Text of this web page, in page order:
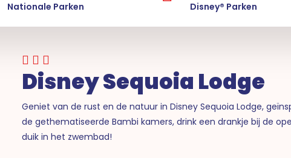
Nationale Parken
Disney® Parken
Disney Sequoia Lodge
Geniet van de rust en de natuur in Disney Sequoia Lodge,
de gethematiseerde Bambi kamers, drink een drankje bij de
duik in het zwembad!